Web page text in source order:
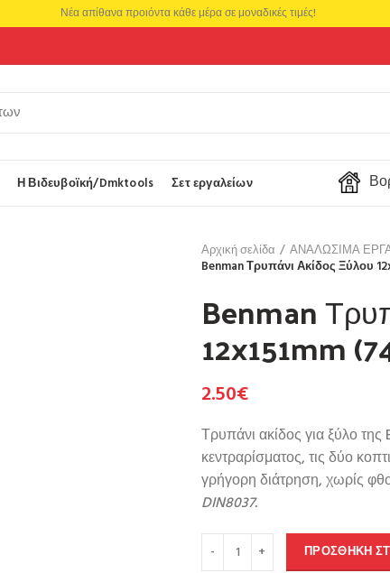
Η Βιδευβοϊκή/Dmktools Σετ εργαλείων
Αρχική σελίδα
ΑΝΑΛΩΣΙΜΑ
Benman Τρυπάνι Ακίδος Ξύλου
Benman
12x151mm
2.50€
Τρυπάνι ακίδος για ξύλο
κεντραρίσματος, τις δύο
γρήγορη διάτρηση, χωρίς
DIN8037.
ΠΡΟΣΘΉΚΗ
Νέα απίθανα προιόντα κάθε μέρα σε μοναδικές τιμές!